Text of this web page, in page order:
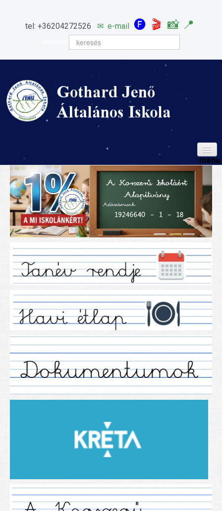
tel: +36204272526 ✉ e-mail 🅕 🎬 📸 📍
HÍREINK
ISKOLÁNK
Igazgatói köszöntő
Iskolánkról
Tanáraink
Tanéveink
Régebbi tanéveink
2021/2022 tanév
2013/2014. tanév
2014/2015. tanév
2015/2016. tanév
2016/2017 tanév
2018/2019 tanév
2019/2020-as tanév
Pályázataink